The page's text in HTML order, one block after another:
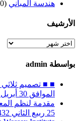
هندسة المباني (200)
الأرشيف
الأرشيف
بواسطة admin
الموافق 30 أبريل – 4 مايو 2011 م
25 ربيع الثاني 1432 ه / 26 – 30 مارس 2011 م